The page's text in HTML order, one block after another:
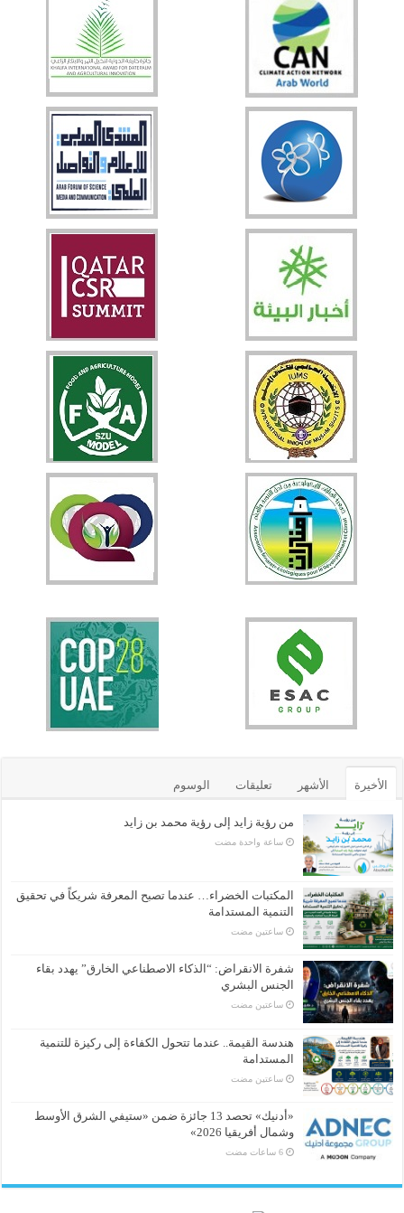
الأخيرة الأشهر تعليقات الوسوم
من رؤية زايد إلى رؤية محمد بن زايد
‏ساعة واحدة مضت
المكتبات الخضراء… عندما تصبح المعرفة شريكاً في تحقيق
التنمية المستدامة
‏ساعتين مضت
شفرة الانقراض: “الذكاء الاصطناعي الخارق” يهدد بقاء
الجنس البشري
‏ساعتين مضت
هندسة القيمة.. عندما تتحول الكفاءة إلى ركيزة للتنمية
المستدامة
‏ساعتين مضت
«أدنيك» تحصد 13 جائزة ضمن «ستيفي الشرق الأوسط
وشمال أفريقيا 2026»